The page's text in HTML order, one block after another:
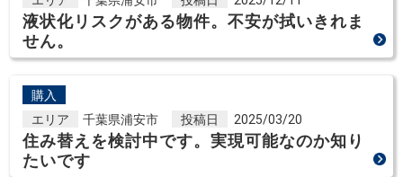
液状化リスクがある物件。不安が拭いきれま
せん。
購入
エリア
千葉県浦安市 投稿日 2025/03/20
住み替えを検討中です。実現可能なのか知り
たいです